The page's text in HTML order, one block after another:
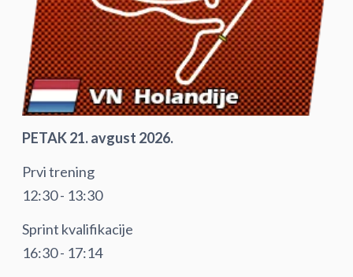
PETAK 21. avgust 2026.
Prvi trening
12:30 - 13:30
Sprint kvalifikacije
16:30 - 17:14